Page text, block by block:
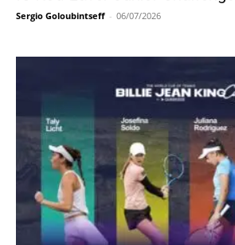
Sergio Goloubintseff - 06/07/2026